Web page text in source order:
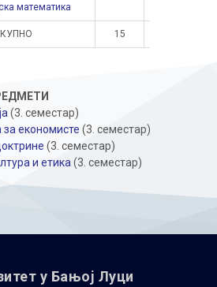
математика
15
(3. семестар)
за економисте (3. семестар)
(3. семестар)
и етика (3. семестар)
у Бањoj Луци